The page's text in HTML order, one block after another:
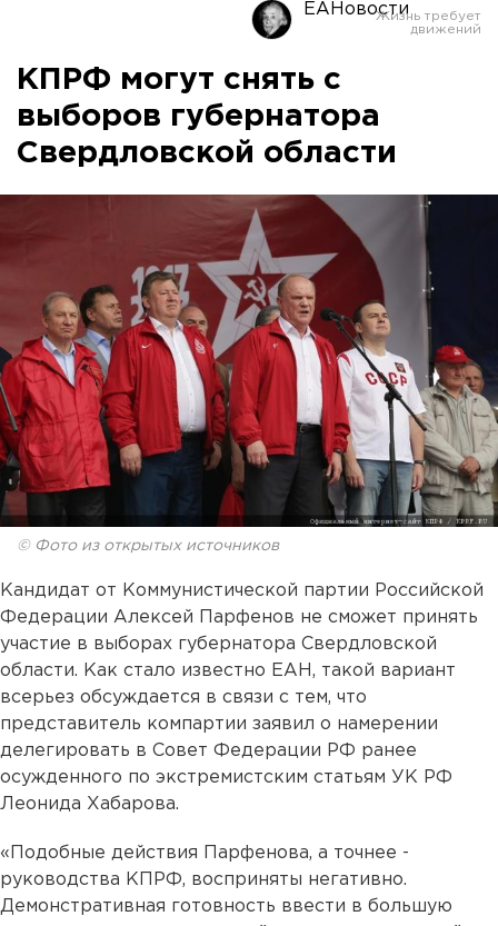
ЕАНовости
КПРФ могут снять с
выборов губернатора
Свердловской области
© Фото из открытых источников
Кандидат от Коммунистической партии Российской
Федерации Алексей Парфенов не сможет принять
участие в выборах губернатора Свердловской
области. Как стало известно ЕАН, такой вариант
всерьез обсуждается в связи с тем, что
представитель компартии заявил о намерении
делегировать в Совет Федерации РФ ранее
осужденного по экстремистским статьям УК РФ
Леонида Хабарова.
«Подобные действия Парфенова, а точнее -
руководства КПРФ, восприняты негативно.
Демонстративная готовность ввести в большую